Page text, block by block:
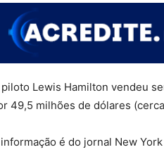
piloto Lewis Hamilton vendeu
49,5 milhões de dólares
é do jornal New